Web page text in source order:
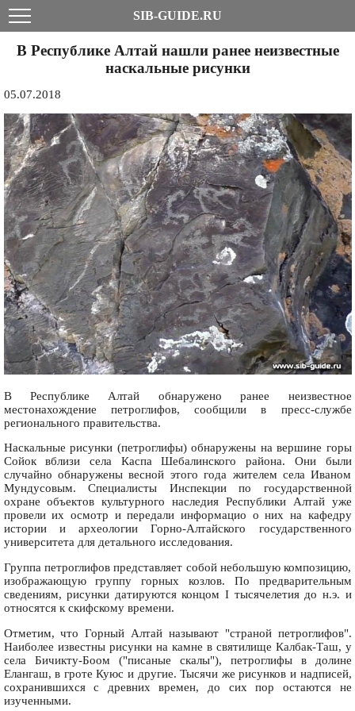
SIB-GUIDE.RU
В Республике Алтай нашли ранее неизвестные
наскальные рисунки
05.07.2018
В Республике Алтай обнаружено ранее неизвестное
местонахождение петроглифов, сообщили в пресс-службе
регионального правительства.
Наскальные рисунки (петроглифы) обнаружены на вершине горы
Сойок вблизи села Каспа Шебалинского района. Они были
случайно обнаружены весной этого года жителем села Иваном
Мундусовым. Специалисты Инспекции по государственной
охране объектов культурного наследия Республики Алтай уже
провели их осмотр и передали информацио о них на кафедру
истории и археологии Горно-Алтайского государственного
университета для детального исследования.
Группа петроглифов представляет собой небольшую композицию,
изображающую группу горных козлов. По предварительным
сведениям, рисунки датируются концом I тысячелетия до н.э. и
относятся к скифскому времени.
Отметим, что Горный Алтай называют "страной петроглифов".
Наиболее известны рисунки на камне в святилище Калбак-Таш, у
села Бичикту-Боом ("писаные скалы"), петроглифы в долине
Елангаш, в гроте Куюс и другие. Тысячи же рисунков и надписей,
сохранившихся с древних времен, до сих пор остаются не
изученными.